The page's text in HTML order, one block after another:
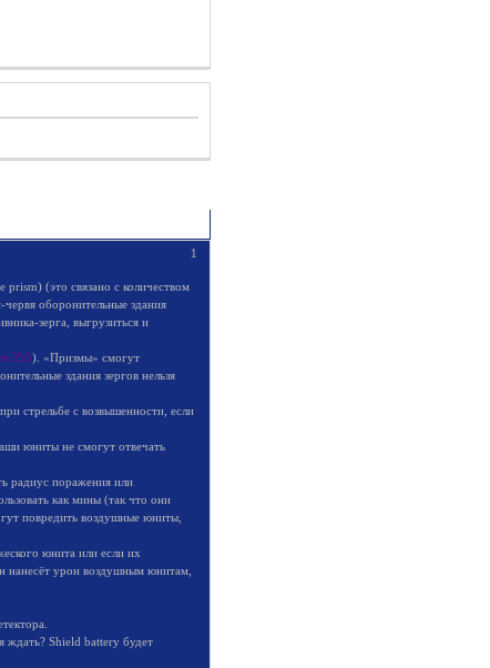
1
(это связано с количеством
оборонительные здания
зерга, выгрузиться и
255). «Призмы» смогут
здания зергов нельзя
стрельбе с возвышенности, если
юниты не смогут отвечать
радиус поражения или
как мины (так что они
повредить воздушные юниты,
юнита или если их
нанесёт урон воздушным юнитам,
ждать? Shield battery будет